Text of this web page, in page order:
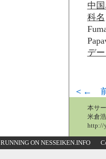
中国
科名
デ
＜← 前
本サ
米倉
http://
RUNNING ON NESSEIKEN.INFO